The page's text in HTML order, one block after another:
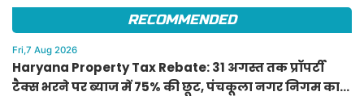
RECOMMENDED
Fri,7 Aug 2026
Haryana Property Tax Rebate: 31 अगस्त तक प्रॉपर्टी
टैक्स भरने पर ब्याज में 75% की छूट, पंचकूला नगर निगम का